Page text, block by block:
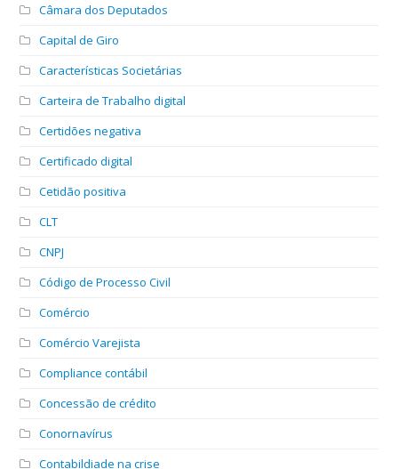
Câmara dos Deputados
Capital de Giro
Características Societárias
Carteira de Trabalho digital
Certidões negativa
Certificado digital
Cetidão positiva
CLT
CNPJ
Código de Processo Civil
Comércio
Comércio Varejista
Compliance contábil
Concessão de crédito
Conornavírus
Contabildiade na crise